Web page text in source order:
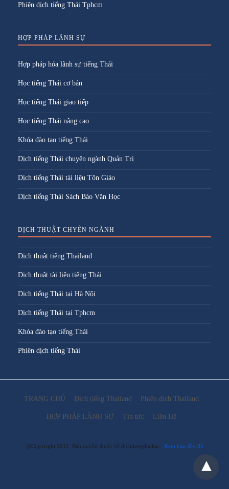
Phiên dịch tiếng Thái Tphcm
HỢP PHÁP LÃNH SỰ
Hợp pháp hóa lãnh sự tiếng Thái
Học tiếng Thái cơ bản
Học tiếng Thái giao tiếp
Học tiếng Thái nâng cao
Khóa đào tạo tiếng Thái
Dịch tiếng Thái chuyên ngành Quản Trị
Dịch tiếng Thái tài liệu Tôn Giáo
Dịch tiếng Thái Sách Báo Văn Học
DỊCH THUẬT CHYÊN NGÀNH
Dịch thuật tiếng Thailand
Dịch thuật tài liệu tiếng Thái
Dịch tiếng Thái tại Hà Nội
Dịch tiếng Thái tại Tphcm
Khóa đào tạo tiếng Thái
Phiên dịch tiếng Thái
TRANG CHỦ Dịch tiếng Thailand Phiên dịch Thailand
HỢP PHÁP LÃNH SỰ Tin tức Liên Hệ
@Copyright 2012. Bản quyền thuộc về dichtiengthailan Xem bản đầy đủ